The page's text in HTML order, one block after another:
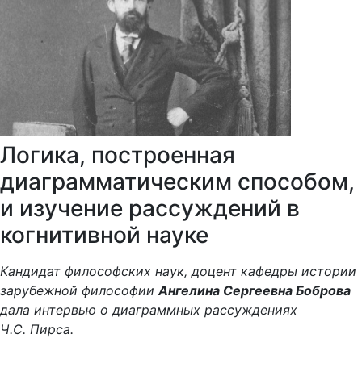
Логика, построенная
диаграмматическим способом,
и изучение рассуждений в
когнитивной науке
Кандидат философских наук, доцент кафедры истории
зарубежной философииАнгелина Сергеевна Боброва
дала интервью о диаграммных рассуждениях
Ч.С. Пирса.